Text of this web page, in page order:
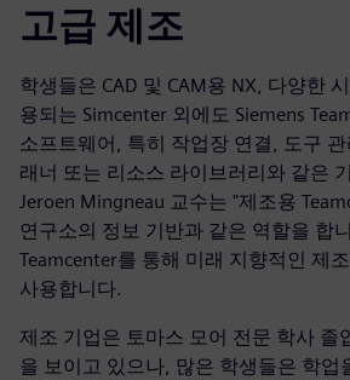
고급 제조
학생들은 CAD 및 CAM용 NX, 다양한
용되는 Simcenter 외에도 Siemens
소프트웨어, 특히 작업장 연결, 도구
래너 또는 리소스 라이브러리와 같은
Jeroen Mingneau 교수는 "제조용
연구소의 정보 기반과 같은 역할을 합
Teamcenter를 통해 미래 지향적인 제
사용합니다.
제조 기업은 토마스 모어 전문 학사 졸
을 보이고 있으나, 많은 학생들은 학업